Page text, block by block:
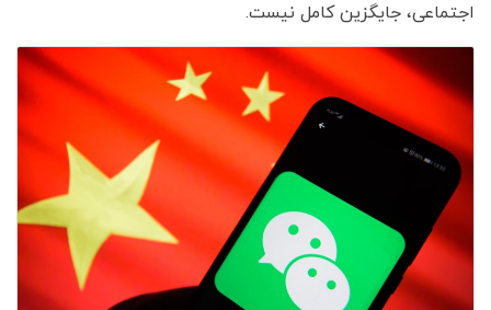
اجتماعی، جایگزین کامل نیست.